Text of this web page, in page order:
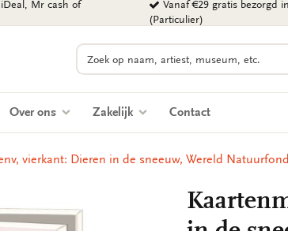
Mr cash of
Vanaf €29 gratis bezorgd
(Particulier)
Zoeken
Over ons Zakelijk Contact
vierkant: Dieren in de sneeuw, Wereld